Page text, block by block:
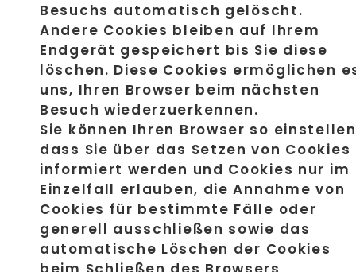
Besuchs automatisch gelöscht.
Andere Cookies bleiben auf Ihrem
Endgerät gespeichert bis Sie diese
löschen. Diese Cookies ermöglichen
uns, Ihren Browser beim nächsten
Besuch wiederzuerkennen.
Sie können Ihren Browser so
dass Sie über das Setzen von Cookies
informiert werden und Cookies nur im
Einzelfall erlauben, die Annahme von
Cookies für bestimmte Fälle oder
generell ausschließen sowie das
automatische Löschen der Cookies